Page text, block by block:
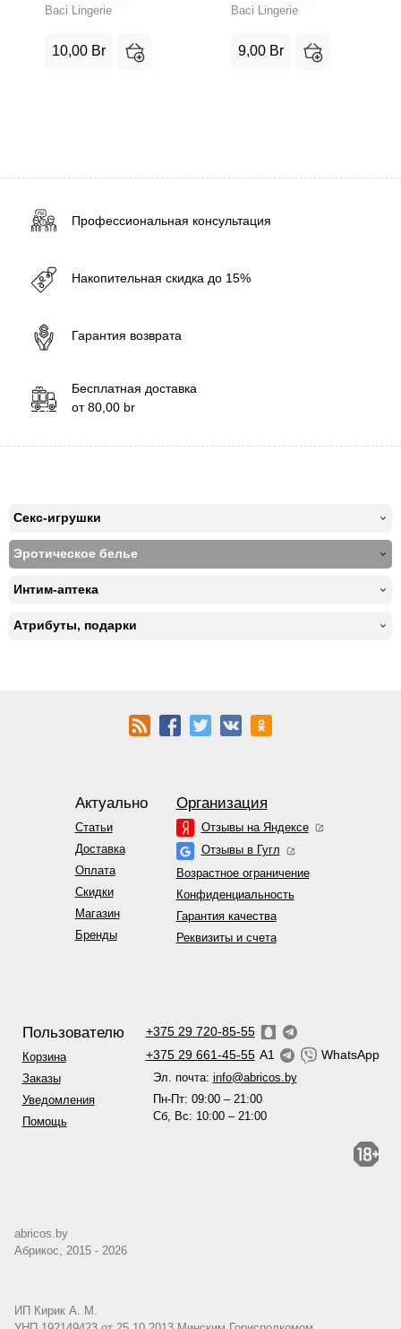
Baci Lingerie
10,00 Br
Baci Lingerie
9,00 Br
Профессиональная консультация
Накопительная скидка до 15%
Гарантия возврата
Бесплатная доставка
от80,00 br
Секс-игрушки
Эротическое белье
Интим-аптека
Атрибуты, подарки
Актуально
Статьи
Доставка
Оплата
Скидки
Магазин
Бренды
Организация
Отзывы на Яндексе
Отзывы в Гугл
Возрастное ограничение
Конфиденциальность
Гарантия качества
Реквизиты и счета
Пользователю
Корзина
Заказы
Уведомления
Помощь
+375 29 720-85-55
+375 29 661-45-55 A1 WhatsApp
Эл. почта: info@abricos.by
Пн-Пт: 09:00 – 21:00
Сб, Вс: 10:00 – 21:00
abricos.by
Абрикос, 2015 - 2026
ИП Кирик А. М.